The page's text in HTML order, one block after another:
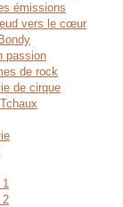
émissions
vers le cœur
passion
de rock
de cirque
1
2